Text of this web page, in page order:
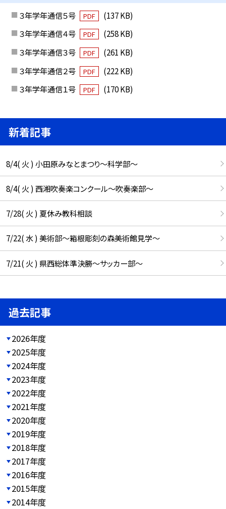
３年学年通信５号 PDF
(137 KB)
３年学年通信４号
PDF
(258 KB)
３年学年通信３号
PDF
(261 KB)
３年学年通信２号
PDF
(222 KB)
３年学年通信１号
PDF (170 KB)
新着記事
8/4( 火 ) 小田原みなとまつり～科学部～
8/4( 火 ) 西湘吹奏楽コンクール～吹奏楽部～
7/28( 火 ) 夏休み教科相談
7/22( 水 ) 美術部～箱根彫刻の森美術館見学～
7/21( 火 ) 県西総体準決勝～サッカー部～
過去記事
2026年度
2025年度
2024年度
2023年度
2022年度
2021年度
2020年度
2019年度
2018年度
2017年度
2016年度
2015年度
2014年度